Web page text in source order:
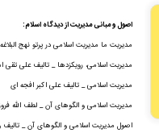
اصول و مبانی مدیریت از دیدگاه اسلام:
مدیریت ما مدیریت اسلامی در پرتو نهج
مدیریت اسلامی، رویکزدها _ تالیف علی
مدیریت اسلامی _ تالیف علی اکبر افجه ای
مدیریت اسلامی و الگوهای آن _ لطف الله
اصول مدیریت اسلامی و الگوهای آن _ تالیف